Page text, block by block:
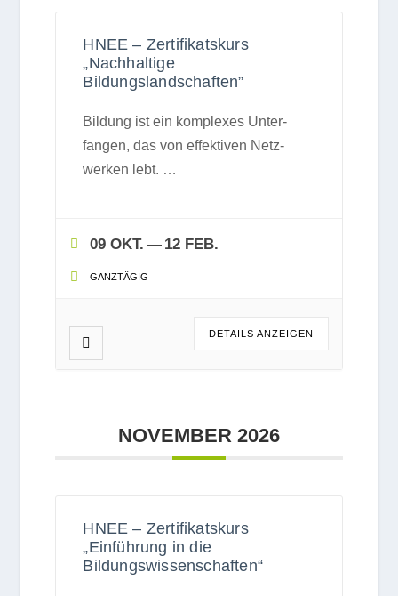
HNEE – Zertifikatskurs
„Nachhaltige
Bildungslandschaften”
Bil­dung ist ein kom­ple­xes Unter­
fan­gen, das von effek­ti­ven Netz­
wer­ken lebt. …
09 OKT. — 12 FEB.
GANZ­TÄ­GIG
DETAILS ANZEI­GEN
NOVEM­BER 2026
HNEE – Zertifikatskurs
„Einführung in die
Bildungswissenschaften“